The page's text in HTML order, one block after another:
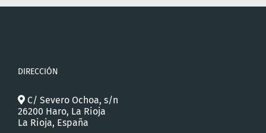
DIRECCIÓN
C/ Severo Ochoa, s/n
26200 Haro, La Rioja
La Rioja, España